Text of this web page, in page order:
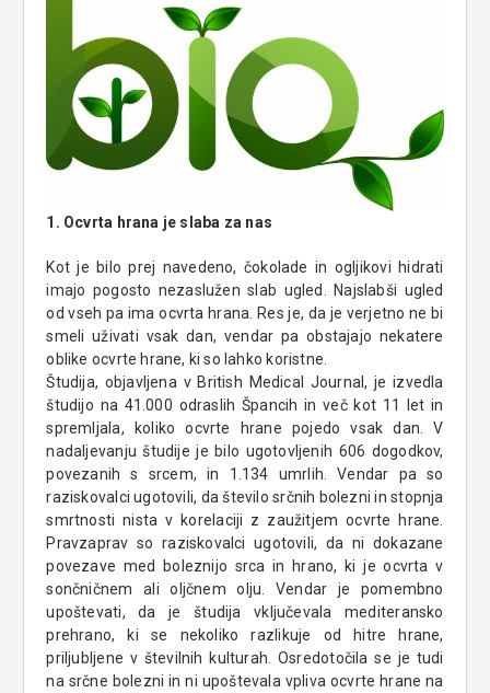
1. Ocvrta hrana je slaba za nas
Kot je bilo prej navedeno, čokolade in ogljikovi hidrati
imajo pogosto nezaslužen slab ugled. Najslabši ugled
od vseh pa ima ocvrta hrana. Res je, da je verjetno ne bi
smeli uživati vsak dan, vendar pa obstajajo nekatere
oblike ocvrte hrane, ki so lahko koristne.
Študija, objavljena v British Medical Journal, je izvedla
študijo na 41.000 odraslih Špancih in več kot 11 let in
spremljala, koliko ocvrte hrane pojedo vsak dan. V
nadaljevanju študije je bilo ugotovljenih 606 dogodkov,
povezanih s srcem, in 1.134 umrlih. Vendar pa so
raziskovalci ugotovili, da število srčnih bolezni in stopnja
smrtnosti nista v korelaciji z zaužitjem ocvrte hrane.
Pravzaprav so raziskovalci ugotovili, da ni dokazane
povezave med boleznijo srca in hrano, ki je ocvrta v
sončničnem ali oljčnem olju. Vendar je pomembno
upoštevati, da je študija vključevala mediteransko
prehrano, ki se nekoliko razlikuje od hitre hrane,
priljubljene v številnih kulturah. Osredotočila se je tudi
na srčne bolezni in ni upoštevala vpliva ocvrte hrane na